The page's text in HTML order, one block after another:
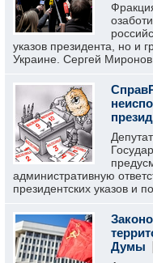
указов президента, но и
Украине. Сергей Миронов
административную
президентских указов и
Думы